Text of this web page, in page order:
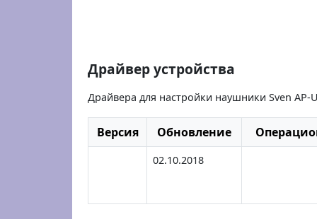
Драйвер устройства
Драйвера для настройки наушники Sven
Версия Обновление
02.10.2018